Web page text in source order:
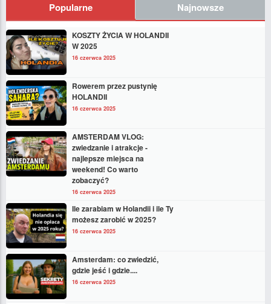
Popularne Najnowsze
KOSZTY ŻYCIA W HOLANDII
W 2025
16 czerwca 2025
Rowerem przez pustynię
HOLANDII
16 czerwca 2025
AMSTERDAM VLOG:
zwiedzanie i atrakcje -
najlepsze miejsca na
weekend! Co warto
zobaczyć?
16 czerwca 2025
Ile zarabiam w Holandii i ile Ty
możesz zarobić w 2025?
16 czerwca 2025
Amsterdam: co zwiedzić,
gdzie jeść i gdzie....
16 czerwca 2025